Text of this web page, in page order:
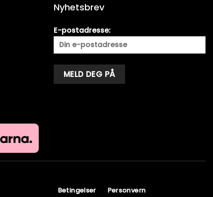
Nyhetsbrev
E-postadresse:
Betingelser Personvern